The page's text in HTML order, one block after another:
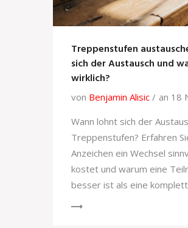
Treppenstufen
sich der Austausch und
wirklich?
von Benjamin Alisic
an 18
Wann lohnt sich der
Treppenstufen? Erfahren
Anzeichen ein Wechsel
kostet und warum eine
besser ist als eine